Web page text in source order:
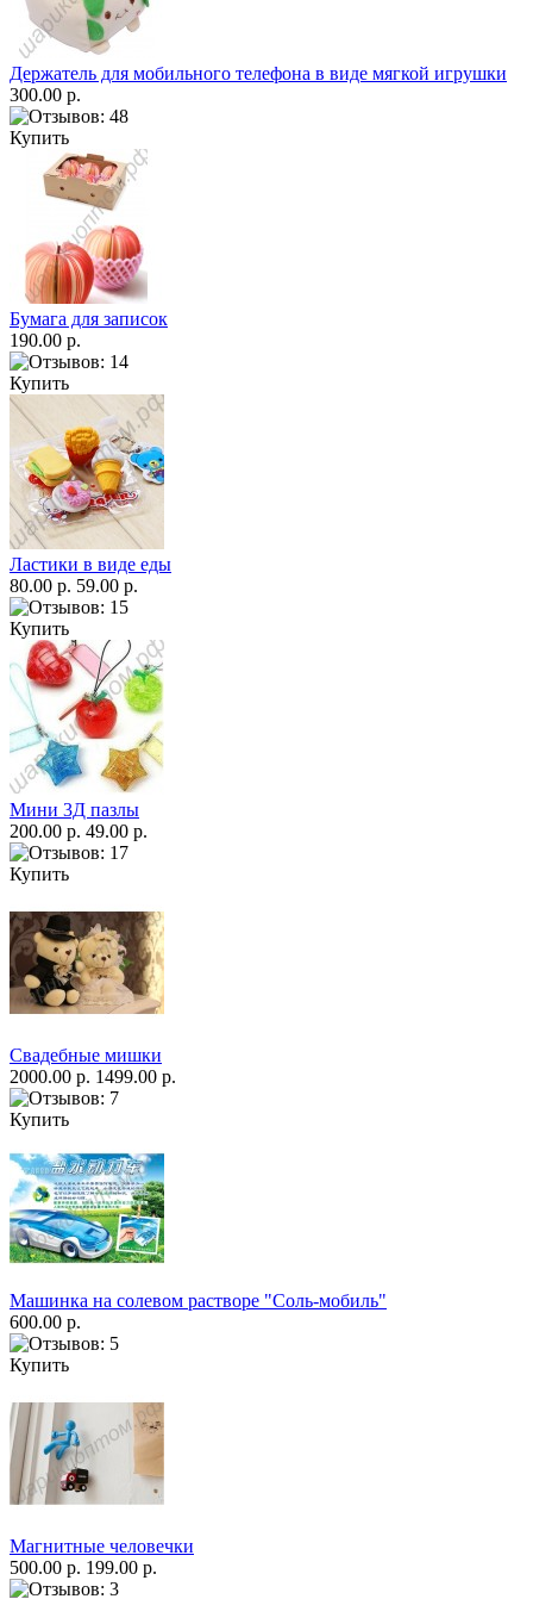
Держатель для мобильного телефона в виде мягкой игрушки
300.00 р.
Купить
Бумага для записок
190.00 р.
Купить
Ластики в виде еды
80.00 р. 59.00 р.
Купить
Мини 3Д пазлы
200.00 р. 49.00 р.
Купить
Свадебные мишки
2000.00 р. 1499.00 р.
Купить
Машинка на солевом растворе "Соль-мобиль"
600.00 р.
Купить
Магнитные человечки
500.00 р. 199.00 р.